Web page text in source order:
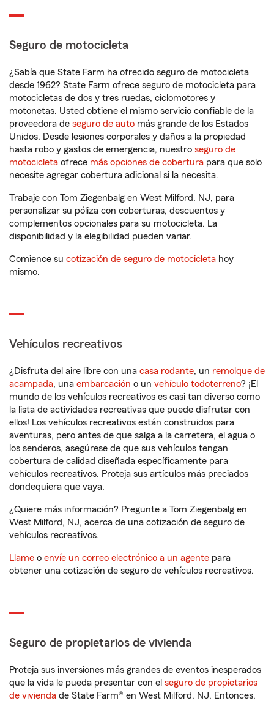
Seguro de motocicleta
¿Sabía que State Farm ha ofrecido seguro de motocicleta
desde 1962? State Farm ofrece seguro de motocicleta para
motocicletas de dos y tres ruedas, ciclomotores y
motonetas. Usted obtiene el mismo servicio confiable de la
proveedora de seguro de auto más grande de los Estados
Unidos. Desde lesiones corporales y daños a la propiedad
hasta robo y gastos de emergencia, nuestro seguro de
motocicleta ofrece más opciones de cobertura para que solo
necesite agregar cobertura adicional si la necesita.
Trabaje con Tom Ziegenbalg en West Milford, NJ, para
personalizar su póliza con coberturas, descuentos y
complementos opcionales para su motocicleta. La
disponibilidad y la elegibilidad pueden variar.
Comience su cotización de seguro de motocicleta hoy
mismo.
Vehículos recreativos
¿Disfruta del aire libre con una casa rodante, un remolque de
acampada, una embarcación o un vehículo todoterreno? ¡El
mundo de los vehículos recreativos es casi tan diverso como
la lista de actividades recreativas que puede disfrutar con
ellos! Los vehículos recreativos están construidos para
aventuras, pero antes de que salga a la carretera, el agua o
los senderos, asegúrese de que sus vehículos tengan
cobertura de calidad diseñada específicamente para
vehículos recreativos. Proteja sus artículos más preciados
dondequiera que vaya.
¿Quiere más información? Pregunte a Tom Ziegenbalg en
West Milford, NJ, acerca de una cotización de seguro de
vehículos recreativos.
Llame o envíe un correo electrónico a un agente para
obtener una cotización de seguro de vehículos recreativos.
Seguro de propietarios de vivienda
Proteja sus inversiones más grandes de eventos inesperados
que la vida le pueda presentar con el seguro de propietarios
de vivienda de State Farm® en West Milford, NJ. Entonces,